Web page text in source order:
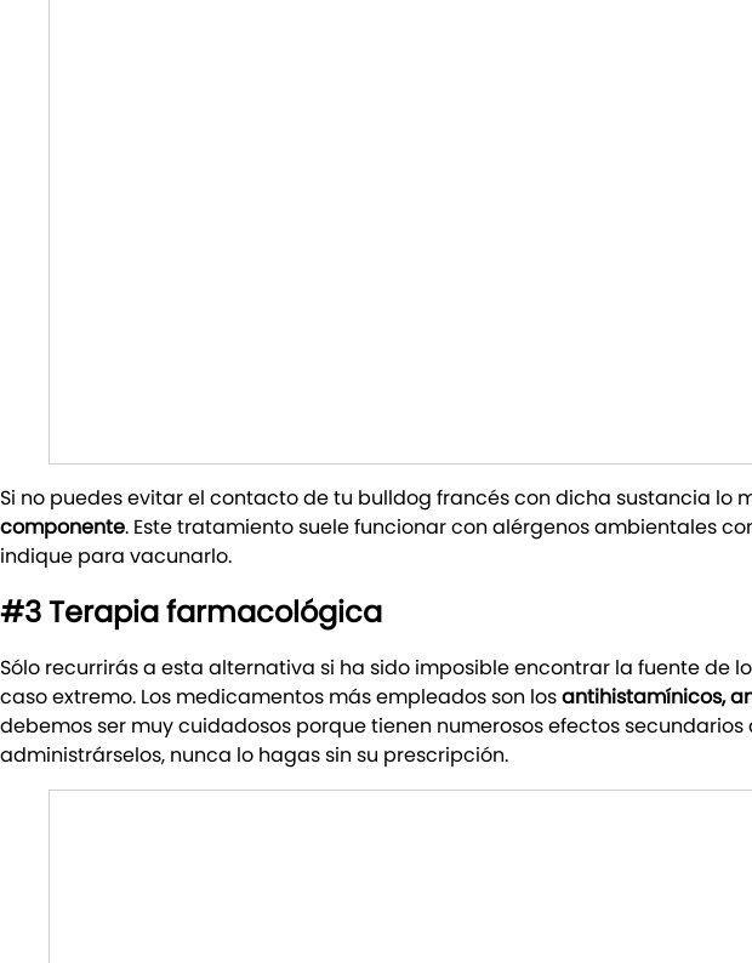
Si no puedes evitar el contacto de tu bulldog francés con dicha sustancia lo
componente. Este tratamiento suele funcionar con alérgenos ambientales
indique para vacunarlo.
#3 Terapia farmacológica
Sólo recurrirás a esta alternativa si ha sido imposible encontrar la fuente
caso extremo. Los medicamentos más empleados son losantihistamínicos,
debemos ser muy cuidadosos porque tienen numerosos efectos
administrárselos, nunca lo hagas sin su prescripción.